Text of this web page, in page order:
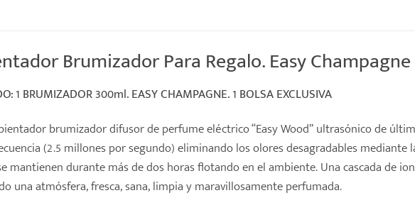
Brumizador Para Regalo. Easy
1 BRUMIZADOR 300ml. EASY CHAMPAGNE. 1 BOLSA EXCLUSIVA
brumizador difusor de perfume eléctrico “Easy Wood”ultrasónicode
(2.5 millones por segundo) eliminando los olores desagradables
mantienen durante más de dos horas flotando en el ambiente. Una cascada de
una atmósfera, fresca, sana, limpia y maravillosamente perfumada.